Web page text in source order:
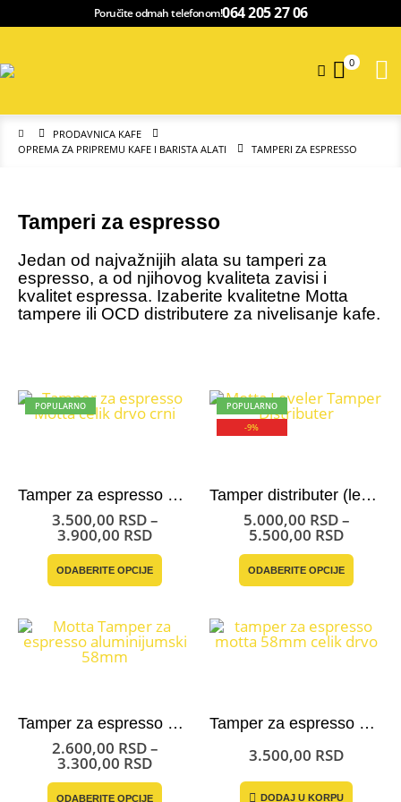
Poručite odmah telefonom!064 205 27 06
0
PRODAVNICA KAFE
OPREMA ZA PRIPREMU KAFE I BARISTA ALATI
TAMPERI ZA ESPRESSO
Tamperi za espresso
Jedan od najvažnijih alata su tamperi za
espresso, a od njihovog kvaliteta zavisi i
kvalitet espressa. Izaberite kvalitetne Motta
tampere ili OCD distributere za nivelisanje kafe.
POPULARNO
Tamper za espresso Motta – crna drška
3.500,00 RSD–
3.900,00 RSDRaspon
cena:
od
3.500,00 RSD
ODABERITE OPCIJE
Ovaj
varijanti.
Opcije
mogu
proizvoda.
POPULARNO
-9%
Tamper distributer (leveler) – Motta
5.000,00 RSD–
5.500,00 RSDRaspon
cena:
od
ODABERITE OPCIJE
Ovaj
Opcije
mogu
Tamper za espresso aluminijumski – Motta
2.600,00 RSD–
3.300,00 RSDRaspon
cena:
od
ODABERITE OPCIJE
Ovaj
Tamper za espresso – Motta 58mm
3.500,00 RSD
DODAJ U KORPU